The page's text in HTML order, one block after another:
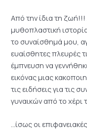
Από την ίδια τη ζωή!!!
μυθοπλαστική
το συναίσθημά μου,
ευαίσθητες πλευρές
έμπνευση να
εικόνας μιας
τις ειδήσεις για τις
γυναικών από το χέρι
…ίσως οι